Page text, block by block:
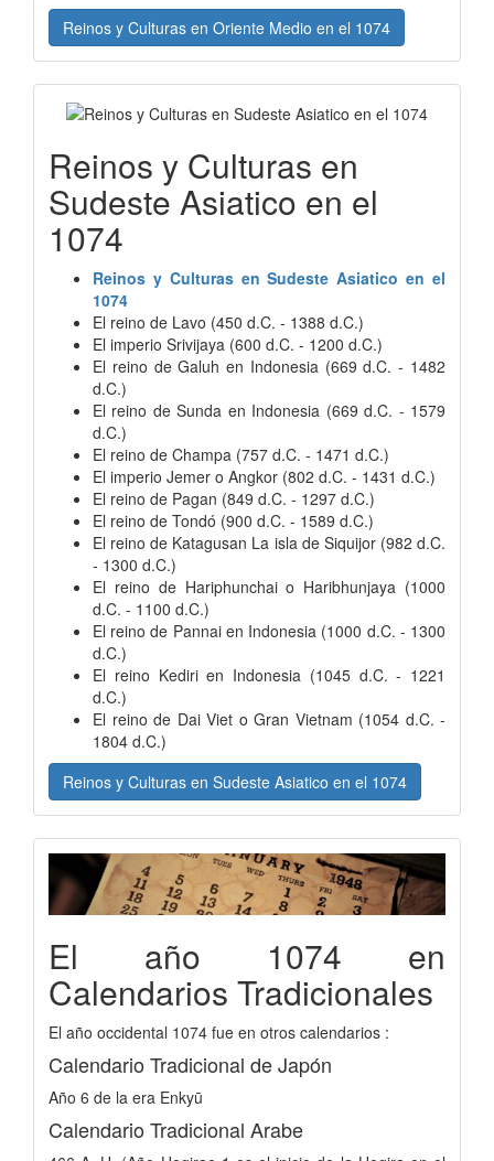
Reinos y Culturas en Oriente Medio en el 1074
Reinos y Culturas en
Sudeste Asiatico en el
1074
Reinos y Culturas en Sudeste Asiatico en el
1074
El reino de Lavo (450 d.C. - 1388 d.C.)
El imperio Srivijaya (600 d.C. - 1200 d.C.)
El reino de Galuh en Indonesia (669 d.C. - 1482
d.C.)
El reino de Sunda en Indonesia (669 d.C. - 1579
d.C.)
El reino de Champa (757 d.C. - 1471 d.C.)
El imperio Jemer o Angkor (802 d.C. - 1431 d.C.)
El reino de Pagan (849 d.C. - 1297 d.C.)
El reino de Tondó (900 d.C. - 1589 d.C.)
El reino de Katagusan La isla de Siquijor (982 d.C.
- 1300 d.C.)
El reino de Hariphunchai o Haribhunjaya (1000
d.C. - 1100 d.C.)
El reino de Pannai en Indonesia (1000 d.C. - 1300
d.C.)
El reino Kediri en Indonesia (1045 d.C. - 1221
d.C.)
El reino de Dai Viet o Gran Vietnam (1054 d.C. -
1804 d.C.)
Reinos y Culturas en Sudeste Asiatico en el 1074
El año 1074 en
Calendarios Tradicionales
El año occidental 1074 fue en otros calendarios :
Calendario Tradicional de Japón
Año 6 de la era Enkyū
Calendario Tradicional Arabe